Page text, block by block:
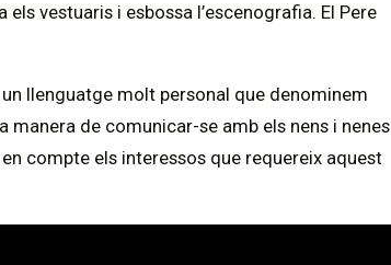
vestuaris i esbossa l’escenografia. El Pere
llenguatge molt personal que denominem
manera de comunicar-se amb els nens i nenes
compte els interessos que requereix aquest